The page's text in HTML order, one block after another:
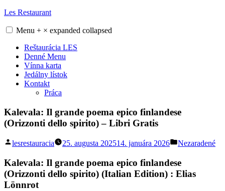
Skip
content
Les Restaurant
Menu + × expanded collapsed
Reštaurácia LES
Denné Menu
Vínna karta
Jedálny lístok
Kontakt
Práca
Kalevala: Il grande poema epico finlandese
(Orizzonti dello spirito) – Libri Gratis
Posted
lesrestauracia 25. augusta 202514. januára 2026
Posted
Nezaradené
Kalevala: Il grande poema epico finlandese
(Orizzonti dello spirito) (Italian Edition) : Elias
Lönnrot